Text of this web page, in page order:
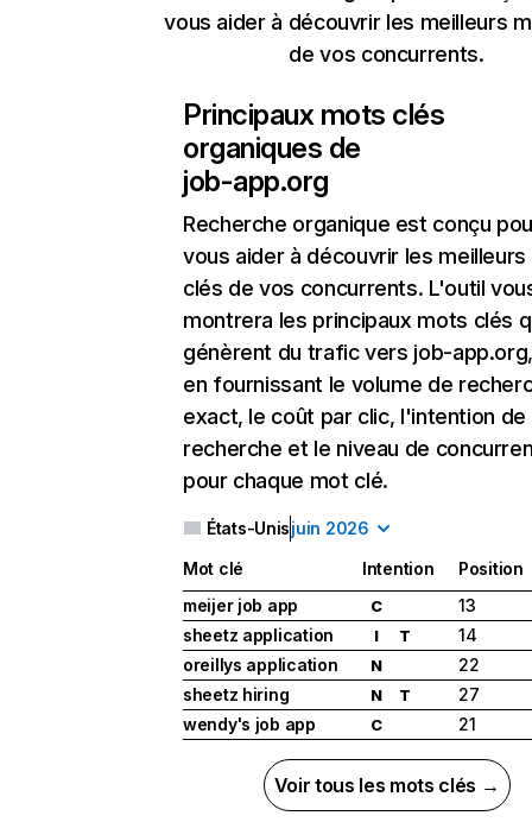
vous aider à découvrir les meilleurs
de vos concurrents.
Principaux mots clés
organiques de
job-app.org
Recherche organique est conçu
vous aider à découvrir les
clés de vos concurrents. L'outil
montrera les principaux mots clés
génèrent du trafic vers job-
en fournissant le volume de
exact, le coût par clic, l'intention de
recherche et le niveau de
pour chaque mot clé.
États-Unisjuin 2026
Mot clé Intention
Position
meijer job app
C
13
sheetz application
I T
14
oreillys application
N
22
sheetz hiring
N T
27
wendy's job app
C 21
Voir tous les mots clés →